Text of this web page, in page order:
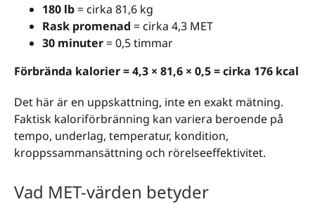
180 lb = cirka 81,6 kg
Rask promenad = cirka 4,3 MET
30 minuter = 0,5 timmar
Förbrända kalorier = 4,3 × 81,6 × 0,5 = cirka 176 kcal
Det här är en uppskattning, inte en exakt mätning.
Faktisk kaloriförbränning kan variera beroende på
tempo, underlag, temperatur, kondition,
kroppssammansättning och rörelseeffektivitet.
Vad MET-värden betyder